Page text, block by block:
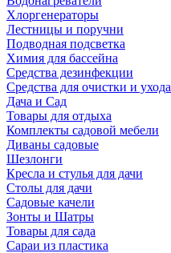
Хлоргенераторы
Лестницы и поручни
Подводная подсветка
Химия для бассейна
Средства дезинфекции
Средства для очистки и ухода
Дача и Сад
Товары для отдыха
Комплекты садовой мебели
Диваны садовые
Шезлонги
Кресла и стулья для дачи
Столы для дачи
Садовые качели
Зонты и Шатры
Товары для сада
Сараи из пластика